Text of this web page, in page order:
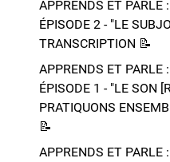
APPRENDS ET PARLE
ÉPISODE 2 - "LE
TRANSCRIPTION 📝​
APPRENDS ET PARLE
ÉPISODE 1 - "LE SON
PRATIQUONS
📝​
APPRENDS ET PARLE